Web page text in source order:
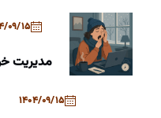
09/15
مدیریت
1404/09/15